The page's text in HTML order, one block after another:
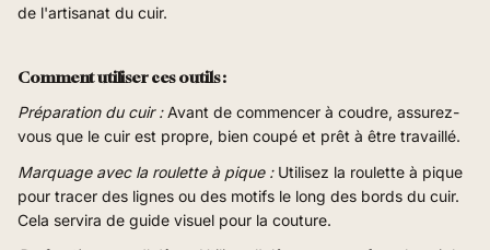
de l'artisanat du cuir.
Comment utiliser ces outils :
Préparation du cuir :Avant de commencer à coudre, assurez-
vous que le cuir est propre, bien coupé et prêt à être travaillé.
Marquage avec la roulette à pique :Utilisez la roulette à pique
pour tracer des lignes ou des motifs le long des bords du cuir.
Cela servira de guide visuel pour la couture.